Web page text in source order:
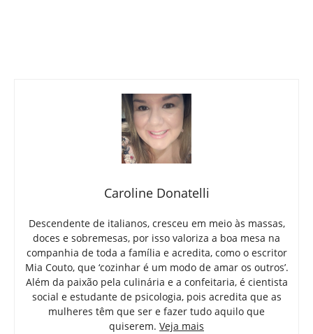
Caroline Donatelli
Descendente de italianos, cresceu em meio às massas,
doces e sobremesas, por isso valoriza a boa mesa na
companhia de toda a família e acredita, como o escritor
Mia Couto, que ‘cozinhar é um modo de amar os outros’.
Além da paixão pela culinária e a confeitaria, é cientista
social e estudante de psicologia, pois acredita que as
mulheres têm que ser e fazer tudo aquilo que
quiserem. Veja mais